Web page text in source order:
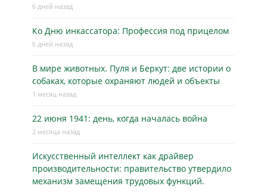
6 дней назад
Ко Дню инкассатора: Профессия под прицелом
6 дней назад
В мире животных. Пуля и Беркут: две истории о
собаках, которые охраняют людей и объекты
1 месяц назад
22 июня 1941: день, когда началась война
2 месяца назад
Искусственный интеллект как драйвер
производительности: правительство утвердило
механизм замещения трудовых функций.